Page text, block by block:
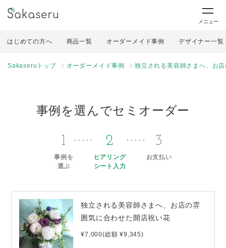
メニュー
はじめての方へ 商品一覧 オーダーメイド事例 デザイナー一覧
Sakaseruトップ オーダーメイド事例 独立される美容師さまへ、お
事例を選んでセミオーダー
1
事例を
選ぶ
2
ヒアリング
シート入力
3
お支払い
独立される美容師さまへ、お店の雰
囲気に合わせた開店祝い花
¥7,000(総額 ¥9,345)